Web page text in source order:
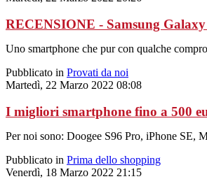
RECENSIONE - Samsung
Uno smartphone che pur con qualche
Pubblicato in Provati da noi
Martedì, 22 Marzo 2022 08:08
I migliori smartphone fino a 500
Per noi sono: Doogee S96 Pro, iPhone SE,
Pubblicato in Prima dello shopping
Venerdì, 18 Marzo 2022 21:15